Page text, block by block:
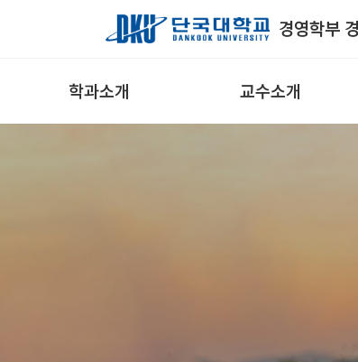
Skip to Main Content
경영학부
학과소개 교수소개